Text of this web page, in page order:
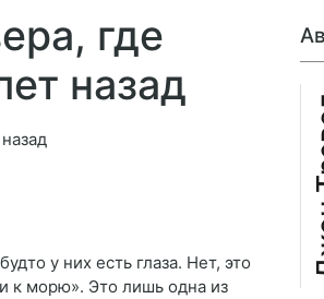
где
назад
у них есть глаза. Нет, это
к морю». Это лишь одна из